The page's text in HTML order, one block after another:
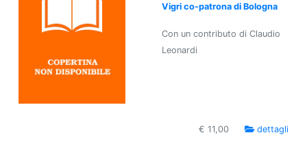
Vigri co-patrona di Bologna
Con un contributo di Claudio
Leonardi
€ 11,00 dettagli